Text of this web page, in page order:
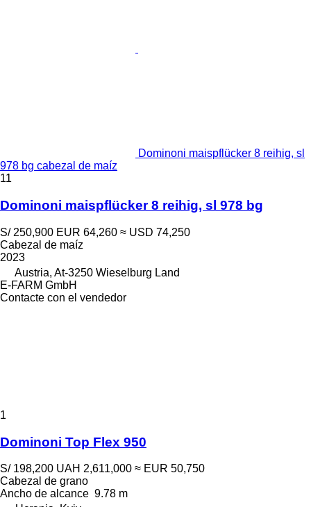
Dominoni maispflücker 8 reihig, sl
978 bg cabezal de maíz
11
Dominoni maispflücker 8 reihig, sl 978 bg
S/ 250,900 EUR 64,260 ≈ USD 74,250
Cabezal de maíz
2023
Austria, At-3250 Wieselburg Land
E-FARM GmbH
Contacte con el vendedor
1
Dominoni Top Flex 950
S/ 198,200 UAH 2,611,000 ≈ EUR 50,750
Cabezal de grano
Ancho de alcance 9.78 m